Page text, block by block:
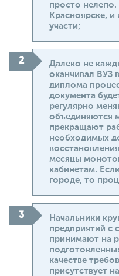
просто
Красноярске, и
участи;
Далеко не
оканчивал ВУЗ
диплома
документа
регулярно
объединяются
прекращают
необходимых
месяцы
кабинетам.
городе, то
Начальники
предприятий с
принимают на
качестве
присутствует